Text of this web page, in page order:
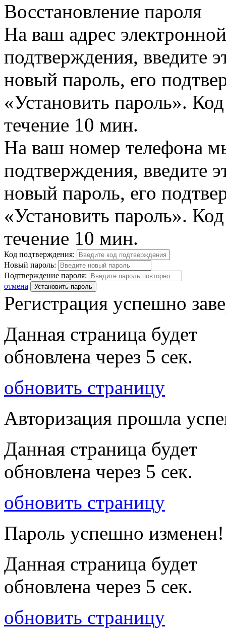
Восстановление пароля
На ваш адрес
подтверждения, введите
новый пароль, его
«Установить пароль».
течение 10 мин.
На ваш номер телефона
подтверждения, введите
новый пароль, его
«Установить пароль».
течение 10 мин.
Код подтверждения:
Новый пароль:
Подтверждение пароля:
отмена
Установить пароль
Регистрация успешно
Данная страница будет
обновлена через 5 сек.
обновить страницу
Авторизация прошла
Данная страница будет
обновлена через 5 сек.
обновить страницу
Пароль успешно изменен!
Данная страница будет
обновлена через 5 сек.
обновить страницу